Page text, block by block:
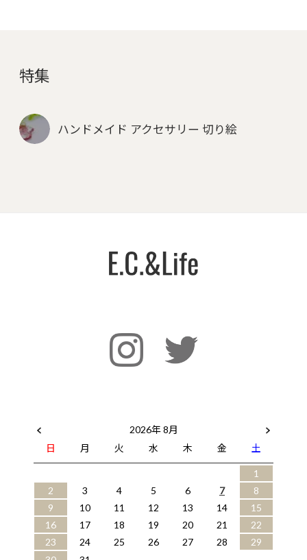
特集
ハンドメイド アクセサリー 切り絵
2026年 8月
日
月 火 水 木 金
土
1
2
3 4 5 6 7
8
9
10 11 12 13 14
15
16
17 18 19 20 21
22
23
24 25 26 27 28
29